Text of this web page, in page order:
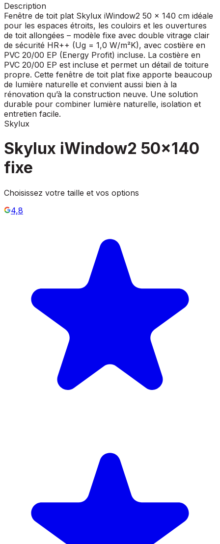
Description
Fenêtre de toit plat Skylux iWindow2 50 x 140 cm idéale
pour les espaces étroits, les couloirs et les ouvertures
de toit allongées – modèle fixe avec double vitrage clair
de sécurité HR++ (Ug = 1,0 W/m²K), avec costière en
PVC 20/00 EP (Energy Profit) incluse. La costière en
PVC 20/00 EP est incluse et permet un détail de toiture
propre. Cette fenêtre de toit plat fixe apporte beaucoup
de lumière naturelle et convient aussi bien à la
rénovation qu’à la construction neuve. Une solution
durable pour combiner lumière naturelle, isolation et
entretien facile.
Skylux
Skylux iWindow2 50x140
fixe
Choisissez votre taille et vos options
4,8